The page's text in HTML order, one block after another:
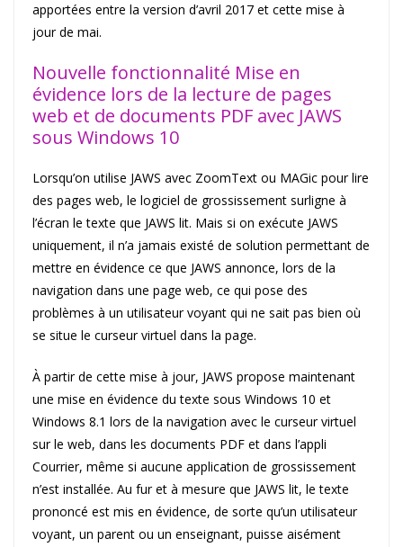
apportées entre la version d’avril 2017 et cette mise à
jour de mai.
Nouvelle fonctionnalité Mise en
évidence lors de la lecture de pages
web et de documents PDF avec JAWS
sous Windows 10
Lorsqu’on utilise JAWS avec ZoomText ou MAGic pour lire
des pages web, le logiciel de grossissement surligne à
l’écran le texte que JAWS lit. Mais si on exécute JAWS
uniquement, il n’a jamais existé de solution permettant de
mettre en évidence ce que JAWS annonce, lors de la
navigation dans une page web, ce qui pose des
problèmes à un utilisateur voyant qui ne sait pas bien où
se situe le curseur virtuel dans la page.
À partir de cette mise à jour, JAWS propose maintenant
une mise en évidence du texte sous Windows 10 et
Windows 8.1 lors de la navigation avec le curseur virtuel
sur le web, dans les documents PDF et dans l’appli
Courrier, même si aucune application de grossissement
n’est installée. Au fur et à mesure que JAWS lit, le texte
prononcé est mis en évidence, de sorte qu’un utilisateur
voyant, un parent ou un enseignant, puisse aisément